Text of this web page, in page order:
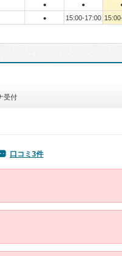
● ●
● 15:00-17:00
受付
口コミ3件